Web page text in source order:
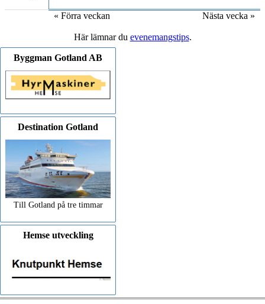
« Förra veckan Nästa vecka »
Här lämnar du evenemangstips.
Byggman Gotland AB
Destination Gotland
Till Gotland på tre timmar
Hemse utveckling